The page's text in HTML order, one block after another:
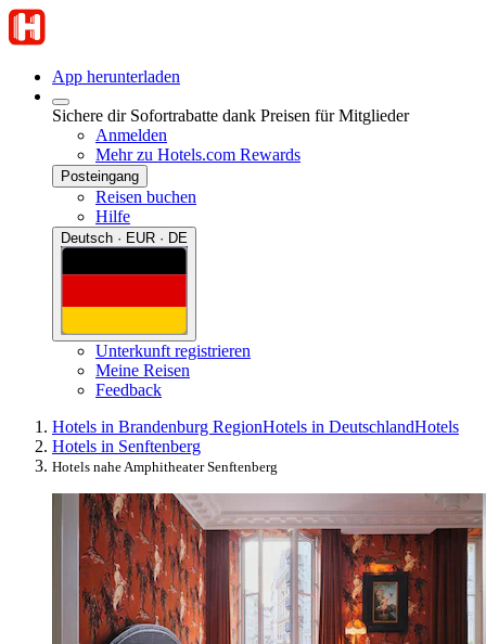
App herunterladen
Sichere dir Sofortrabatte dank Preisen für Mitglieder
Anmelden
Mehr zu Hotels.com Rewards
Posteingang
Reisen buchen
Hilfe
Deutsch · EUR · DE
Unterkunft registrieren
Meine Reisen
Feedback
Hotels in Brandenburg RegionHotels in DeutschlandHotels
Hotels in Senftenberg
Hotels nahe Amphitheater Senftenberg